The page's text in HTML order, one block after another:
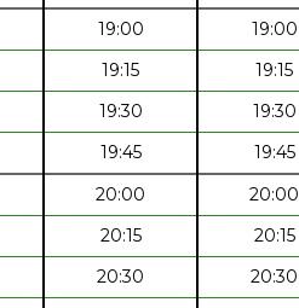
19:00
19:00
19:15
19:15
19:30
19:30
19:45
19:45
20:00
20:00
20:15
20:15
20:30
20:30